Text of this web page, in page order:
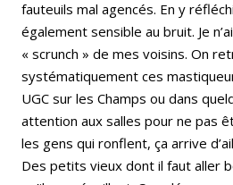
fauteuils mal agencés. En y
également sensible au bruit. Je
« scrunch » de mes voisins. On
systématiquement ces
UGC sur les Champs ou dans
attention aux salles pour ne pas
les gens qui ronflent, ça arrive
Des petits vieux dont il faut aller